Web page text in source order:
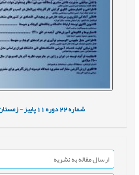
شماره22 دوره11 پاییز - زمستان
ارسال مقاله به نشریه